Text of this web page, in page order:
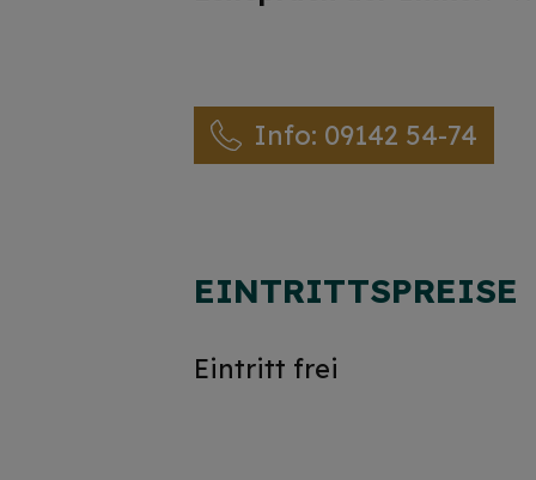
Info: 09142 54-74
EINTRITTSPREISE
Eintritt frei